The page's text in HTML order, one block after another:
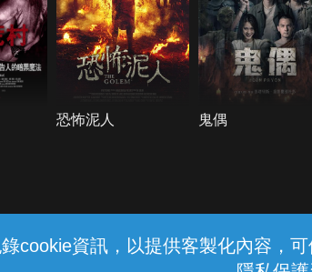
cookie資訊，以提供客製化內容，
恐怖泥人 鬼偶